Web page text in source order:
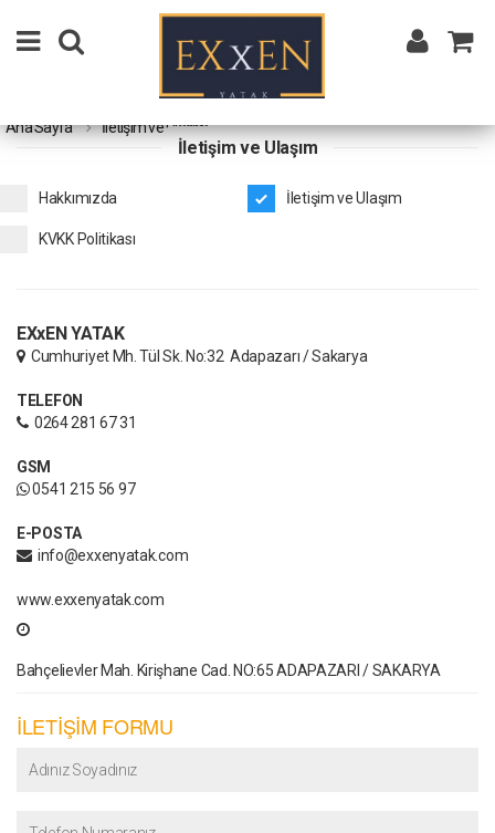
Ana Sayfa İletişim ve Ulaşım
İletişim ve Ulaşım
Hakkımızda İletişim ve Ulaşım
KVKK Politikası
EXxEN YATAK
Cumhuriyet Mh. Tül Sk. No:32 Adapazarı / Sakarya
TELEFON
0264 281 67 31
GSM
0541 215 56 97
E-POSTA
info@exxenyatak.com
www.exxenyatak.com
Bahçelievler Mah. Kirişhane Cad. NO:65 ADAPAZARI / SAKARYA
İLETİŞİM FORMU